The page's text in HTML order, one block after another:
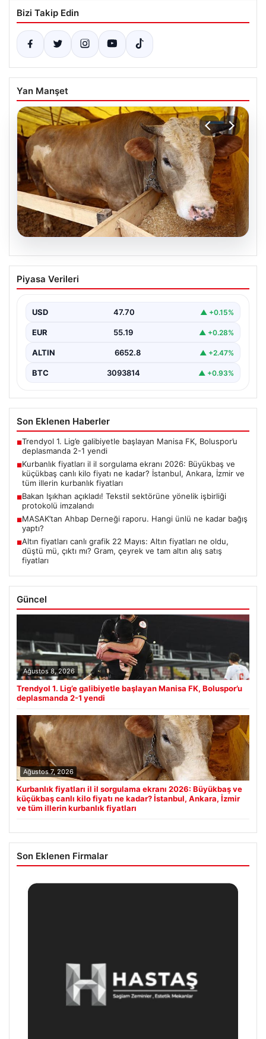
Bizi Takip Edin
Yan Manşet
07.08.2026
Kurbanlık fiyatları il il sorgulama ekranı
2026: Büyükbaş ve küçükbaş canlı kilo
ve tüm illerin kurbanlık fiyatları
Piyasa Verileri
USD 47.70 ▲ +0.15%
EUR 55.19 ▲ +0.28%
ALTIN 6652.8 ▲ +2.47%
BTC 3093814 ▲ +0.93%
Son Eklenen Haberler
■Trendyol 1. Lig’e galibiyetle başlayan Manisa FK, Boluspor’u
deplasmanda 2-1 yendi
■Kurbanlık fiyatları il il sorgulama ekranı 2026: Büyükbaş ve
küçükbaş canlı kilo fiyatı ne kadar? İstanbul, Ankara, İzmir ve
tüm illerin kurbanlık fiyatları
■Bakan Işıkhan açıkladı! Tekstil sektörüne yönelik işbirliği
protokolü imzalandı
■MASAK’tan Ahbap Derneği raporu. Hangi ünlü ne kadar bağış
yaptı?
■Altın fiyatları canlı grafik 22 Mayıs: Altın fiyatları ne oldu,
düştü mü, çıktı mı? Gram, çeyrek ve tam altın alış satış
fiyatları
Güncel
Ağustos 8, 2026
Trendyol 1. Lig’e galibiyetle başlayan Manisa FK, Boluspor’u
deplasmanda 2-1 yendi
Ağustos 7, 2026
Kurbanlık fiyatları il il sorgulama ekranı 2026: Büyükbaş ve
küçükbaş canlı kilo fiyatı ne kadar? İstanbul, Ankara, İzmir
ve tüm illerin kurbanlık fiyatları
Son Eklenen Firmalar